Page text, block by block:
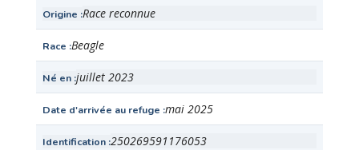
Origine Race reconnue
Race Beagle
Né en juillet 2023
Date d'arrivée au refuge mai 2025
Identification 250269591176053